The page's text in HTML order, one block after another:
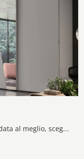
Se desideri una zona del riposo arredata al meglio, scegli l'armadio Zuma Diagonal con ante scorrevoli di Maronese!